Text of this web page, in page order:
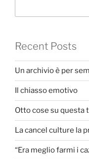
Recent Posts
Un archivio è per
Il chiasso emotivo
Otto cose su questa
La cancel culture la
“Era meglio farmi i